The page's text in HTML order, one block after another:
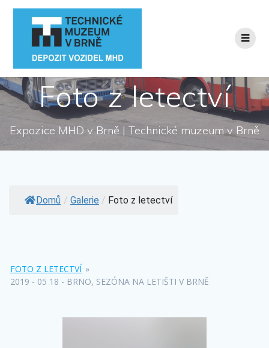
Přeskočit
Foto z letectví
Expozice MHD v Brně | Technické muzeum v Brně
Domů / Galerie / Foto z letectví
FOTO Z LETECTVÍ »
2019 - 05 18 - BRNO, SEZÓNA NA LETIŠTI V BRNĚ